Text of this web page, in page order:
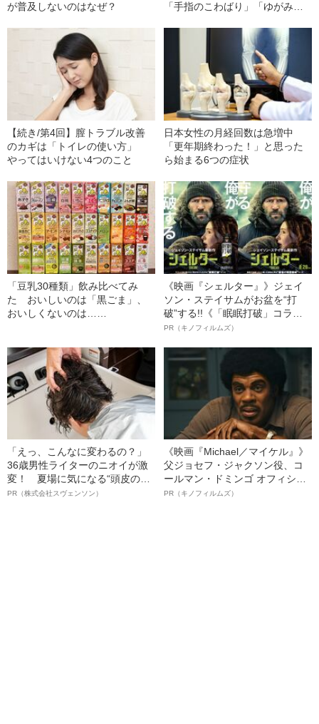
が普及しないのはなぜ？
「手指のこわばり」「ゆがみ」
【続き/第4回】膣トラブル改善
のカギは「トイレの使い方」
やってはいけない4つのこと
日本女性の月経回数は急増中
「更年期終わった！」と思った
ら始まる6つの症状
「豆乳30種類」飲み比べてみ
た おいしいのは「黒ごま」、
おいしくないのは……
《映画『シェルター』》ジェイ
ソン・ステイサムがお盆を“打
破”する!!《「眠眠打破」コラ
ボ》
PR（キノフィルムズ）
「えっ、こんなに変わるの？」
36歳男性ライターのニオイが激
変！ 夏場に気になる“頭皮のニ
オイ”や“ベタつき”を解消す
PR（株式会社スヴェンソン）
《映画『Michael／マイケル』》
父ジョセフ・ジャクソン役、コ
ールマン・ドミンゴ オフィシャ
ルインタビュー“観客を魅了した
PR（キノフィルムズ）